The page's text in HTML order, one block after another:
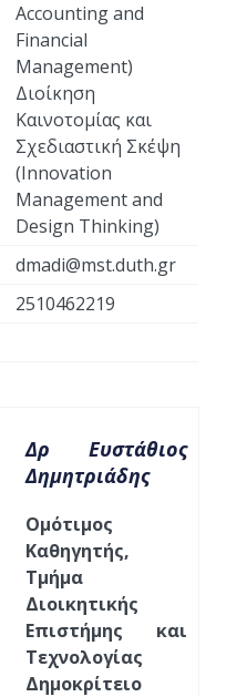
Accounting and
Financial
Management)
Διοίκηση
Καινοτομίας και
Σχεδιαστική Σκέψη
(Innovation
Management and
Design Thinking)
dmadi@mst.duth.gr
2510462219
Δρ Ευστάθιος
Δημητριάδης
Ομότιμος
Καθηγητής,
Τμήμα
Διοικητικής
Επιστήμης και
Τεχνολογίας
Δημοκρίτειο